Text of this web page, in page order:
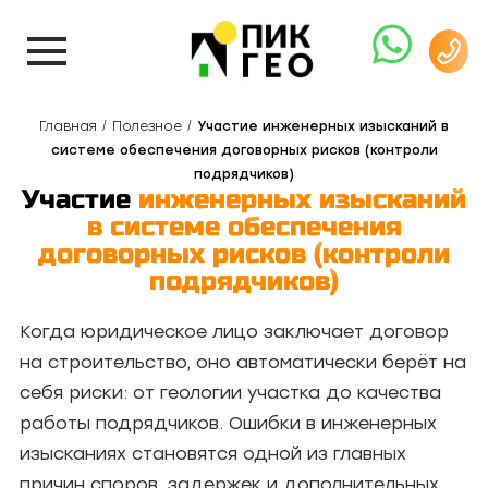
Главная Полезное
Участие инженерных изысканий в
системе обеспечения договорных рисков (контроли
подрядчиков)
Участие инженерных изысканий
в системе обеспечения
договорных рисков (контроли
подрядчиков)
Когда юридическое лицо заключает договор
на строительство, оно автоматически берёт на
себя риски: от геологии участка до качества
работы подрядчиков. Ошибки в инженерных
изысканиях становятся одной из главных